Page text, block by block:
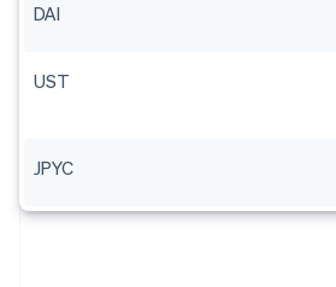
DAI
UST
JPYC